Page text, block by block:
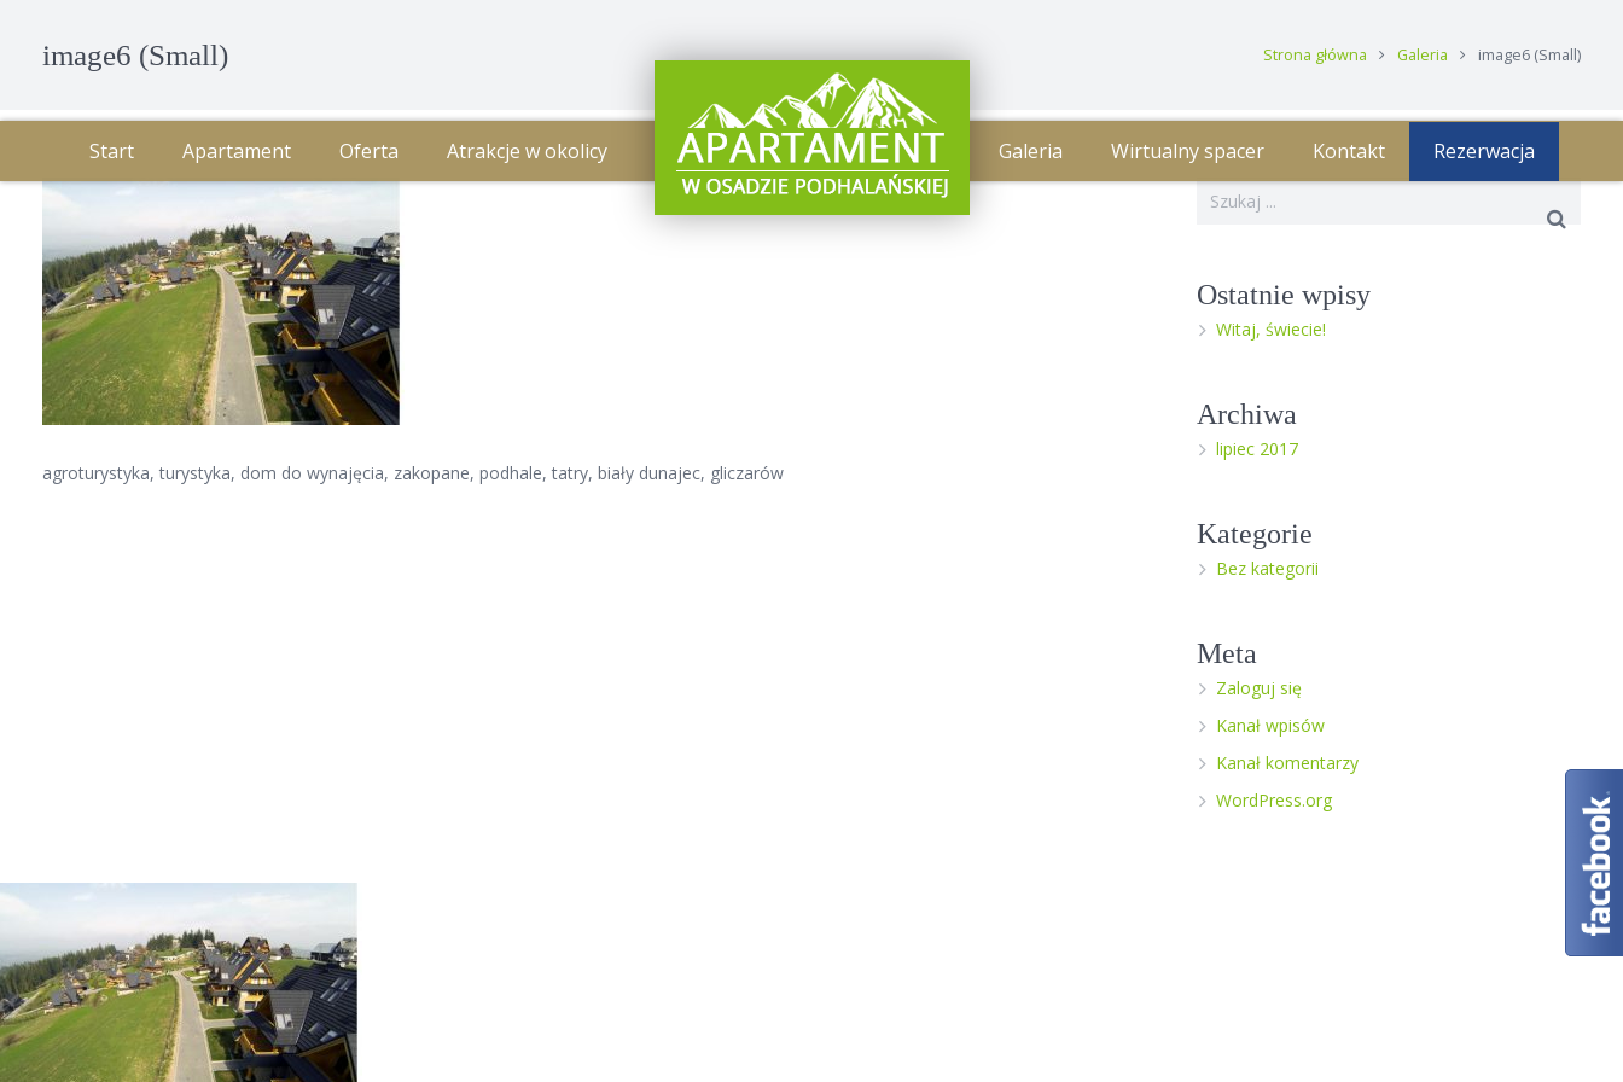
Start Apartament Oferta Atrakcje w okolicy Galeria Wirtualny spacer Kontakt Rezerwacja
image6 (Small) Strona główna Galeria image6 (Small)
agroturystyka, turystyka, dom do wynajęcia, zakopane, podhale, tatry, biały dunajec, gliczarów
Ostatnie wpisy
Witaj, świecie!
Archiwa
lipiec 2017
Kategorie
Bez kategorii
Meta
Zaloguj się
Kanał wpisów
Kanał komentarzy
WordPress.org